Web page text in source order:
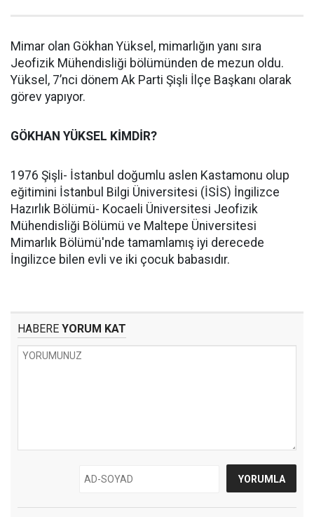
Mimar olan Gökhan Yüksel, mimarlığın yanı sıra
Jeofizik Mühendisliği bölümünden de mezun oldu.
Yüksel, 7’nci dönem Ak Parti Şişli İlçe Başkanı olarak
görev yapıyor.
GÖKHAN YÜKSEL KİMDİR?
1976 Şişli- İstanbul doğumlu aslen Kastamonu olup
eğitimini İstanbul Bilgi Üniversitesi (İSİS) İngilizce
Hazırlık Bölümü- Kocaeli Üniversitesi Jeofizik
Mühendisliği Bölümü ve Maltepe Üniversitesi
Mimarlık Bölümü'nde tamamlamış iyi derecede
İngilizce bilen evli ve iki çocuk babasıdır.
HABERE YORUM KAT